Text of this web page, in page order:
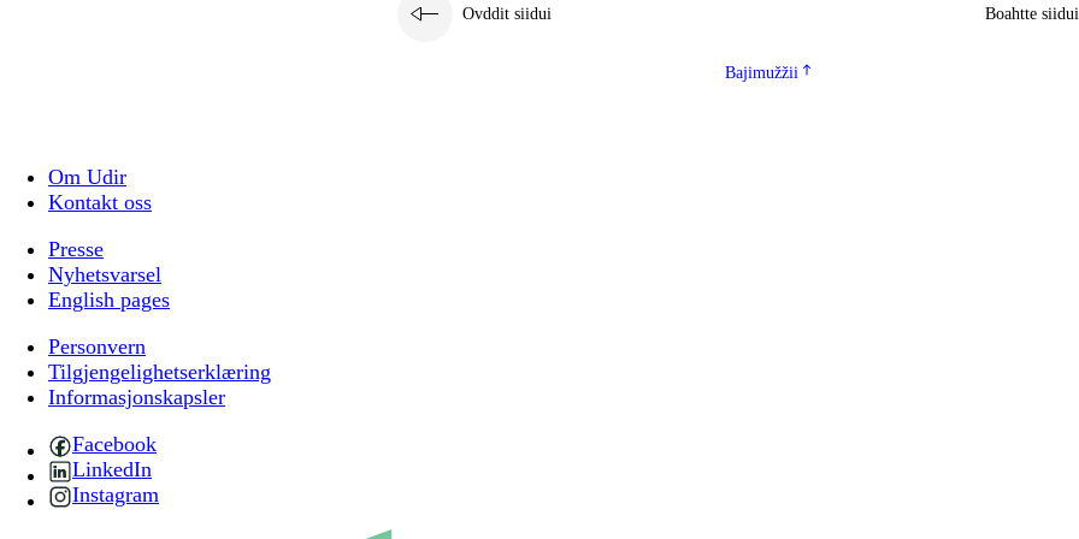
Ovddit siidui Boahtte siidui
Bajimužžii
Om Udir
Kontakt oss
Presse
Nyhetsvarsel
English pages
Personvern
Tilgjengelighetserklæring
Informasjonskapsler
Facebook
LinkedIn
Instagram